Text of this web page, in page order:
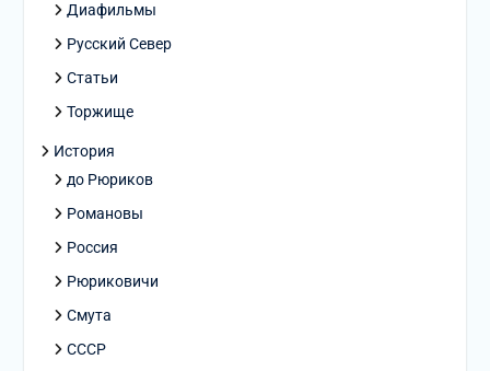
Диафильмы
Русский Север
Статьи
Торжище
История
до Рюриков
Романовы
Россия
Рюриковичи
Смута
СССР